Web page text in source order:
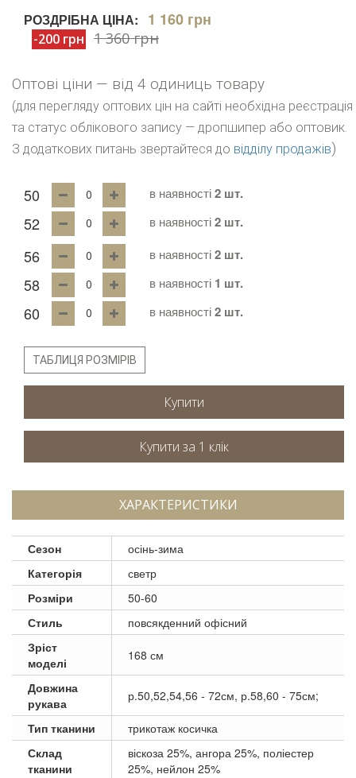
РОЗДРІБНА ЦІНА: 1 160 грн
-200 грн 1 360 грн
Оптові ціни — від 4 одиниць товару
(для перегляду оптових цін на сайті необхідна реєстрація
та статус облікового запису — дропшипер або оптовик.
З додаткових питань звертайтеся до відділу продажів)
50 в наявності2 шт.
52 в наявності2 шт.
56 в наявності2 шт.
58 в наявності 1 шт.
60 в наявності2 шт.
ТАБЛИЦЯ РОЗМІРІВ
Купити
ХАРАКТЕРИСТИКИ
Сезон
осінь-зима
Категорія
светр
Розміри
50-60
Стиль
повсякденний офісний
Зріст
моделі
168 см
Довжина
рукава
р.50,52,54,56 - 72см, р.58,60 - 75см;
Тип тканини
трикотаж косичка
Склад
тканини
віскоза 25%, ангора 25%, поліестер
25%, нейлон 25%